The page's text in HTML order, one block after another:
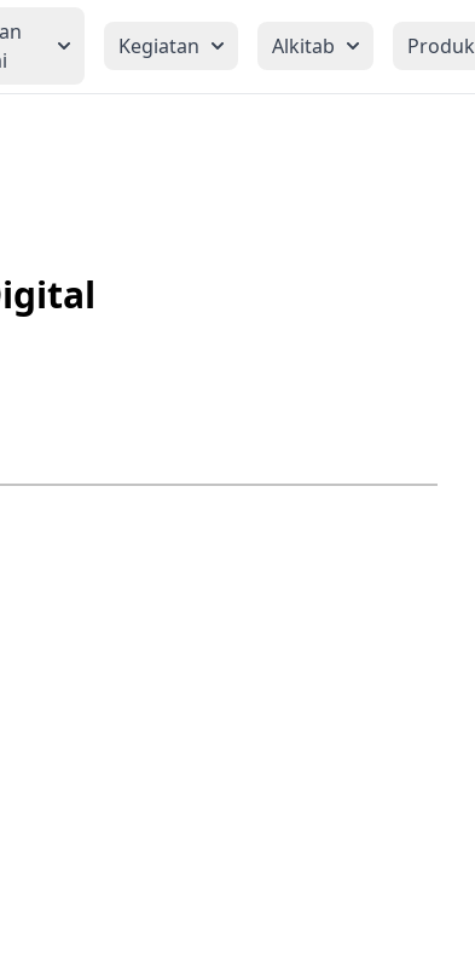
Kegiatan Alkitab Produk